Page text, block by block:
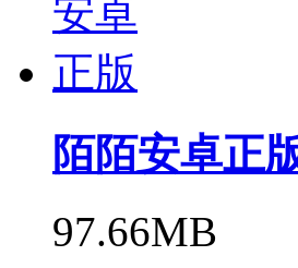
陌陌安卓正
97.66MB